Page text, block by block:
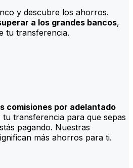
y descubre los ahorros.
a los grandes bancos,
tu transferencia.
comisiones por adelantado
transferencia para que sepas
pagando. Nuestras
más ahorros para ti.